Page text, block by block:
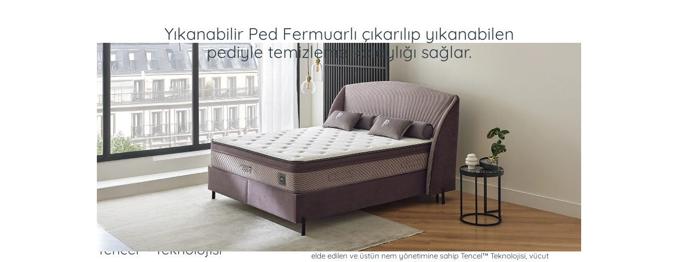
Yıkanabilir Ped Fermuarlı çıkarılıp yıkanabilen
pediyle temizleme kolaylığı sağlar.
Tencel™ Teknolojisi
Çevreye duyarlı süreçlerle sürdürülebilirlik gözetilen ağaç kaynaklarından
elde edilen ve üstün nem yönetimine sahip Tencel™ Teknolojisi, vücut